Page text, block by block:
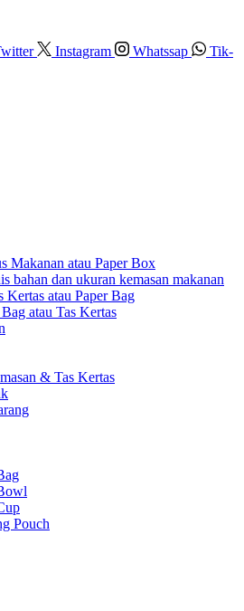
Instagram Whatssap
Tik-
Makanan atau Paper Box
bahan dan ukuran kemasan makanan
Kertas atau Paper Bag
atau Tas Kertas
& Tas Kertas
Pouch